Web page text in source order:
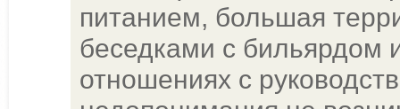
питанием, большая
беседками с бильярдом
отношениях с